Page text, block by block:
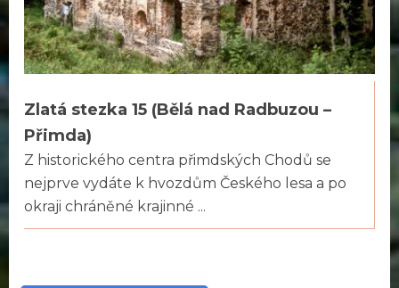
Zlatá stezka 15 (Bělá nad Radbuzou –
Přimda)
Z historického centra přimdských Chodů se
nejprve vydáte k hvozdům Českého lesa a po
okraji chráněné krajinné ...